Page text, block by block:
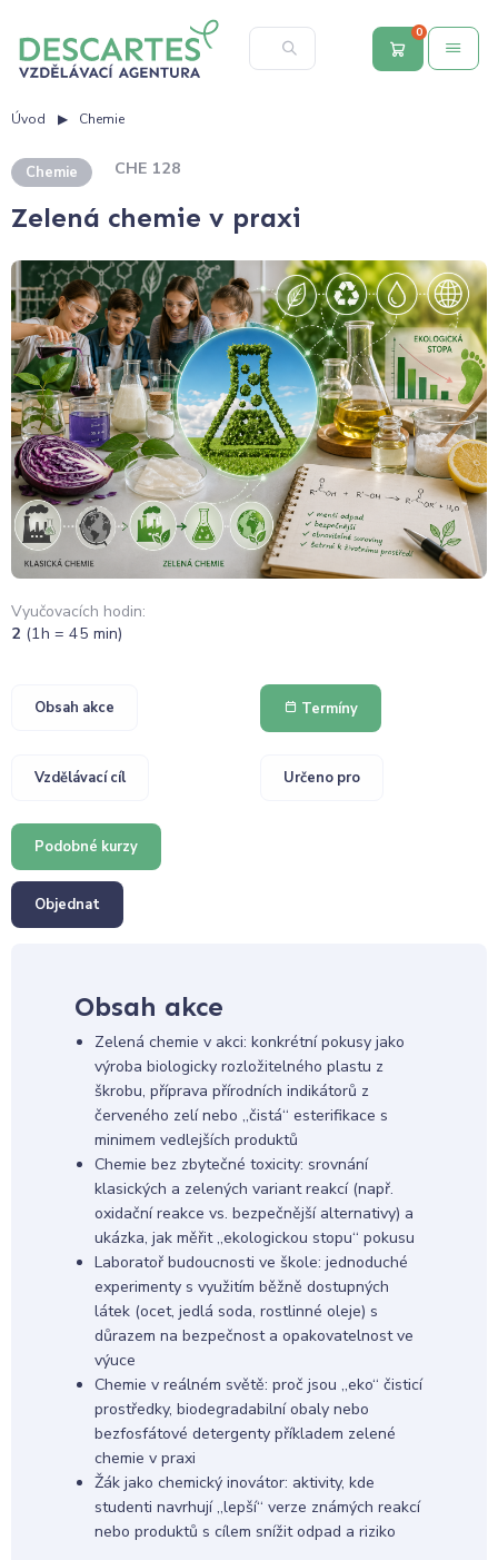
0
Úvod Chemie
Chemie CHE 128
Zelená chemie v praxi
Vyučovacích hodin:
2 (1h = 45 min)
Obsah akce Termíny
Vzdělávací cíl Určeno pro
Podobné kurzy
Objednat
Obsah akce
Zelená chemie v akci: konkrétní pokusy jako
výroba biologicky rozložitelného plastu z
škrobu, příprava přírodních indikátorů z
červeného zelí nebo „čistá“ esterifikace s
minimem vedlejších produktů
Chemie bez zbytečné toxicity: srovnání
klasických a zelených variant reakcí (např.
oxidační reakce vs. bezpečnější alternativy) a
ukázka, jak měřit „ekologickou stopu“ pokusu
Laboratoř budoucnosti ve škole: jednoduché
experimenty s využitím běžně dostupných
látek (ocet, jedlá soda, rostlinné oleje) s
důrazem na bezpečnost a opakovatelnost ve
výuce
Chemie v reálném světě: proč jsou „eko“ čisticí
prostředky, biodegradabilní obaly nebo
bezfosfátové detergenty příkladem zelené
chemie v praxi
Žák jako chemický inovátor: aktivity, kde
studenti navrhují „lepší“ verze známých reakcí
nebo produktů s cílem snížit odpad a riziko